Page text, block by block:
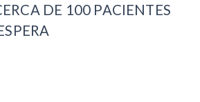
DE 100 PACIENTES